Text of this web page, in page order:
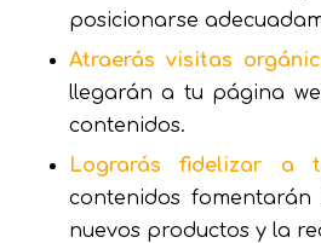
posicionarse
Atraerás visitas
llegarán a tu página
contenidos.
Lograrás fidelizar a
contenidos
nuevos productos y la